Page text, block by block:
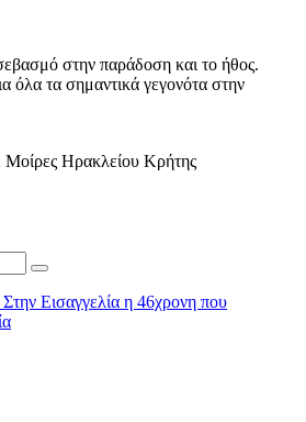
στην παράδοση και το ήθος.
όλα τα σημαντικά γεγονότα στην
Μοίρες Ηρακλείου Κρήτης
Εισαγγελία η 46χρονη που